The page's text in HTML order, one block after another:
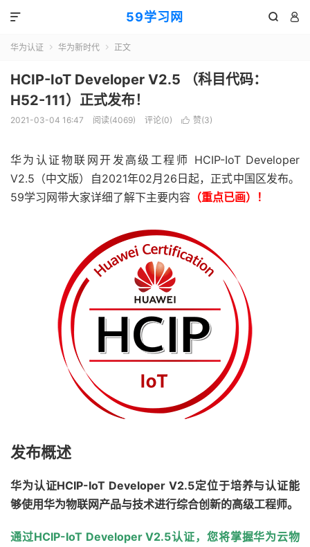
59学习网  

华为认证  华为新时代  正文
HCIP-IoT Developer V2.5 （科目代码：
H52-111）正式发布！
2021-03-04 16:47 阅读(4069) 评论(0)  赞(3)
华为认证物联网开发高级工程师 HCIP-IoT Developer
V2.5（中文版）自2021年02月26日起，正式中国区发布。
59学习网带大家详细了解下主要内容 （重点已画）！
发布概述
华为认证HCIP-IoT Developer V2.5定位于培养与认证能
够使用华为物联网产品与技术进行综合创新的高级工程师。
通过HCIP-IoT Developer V2.5认证，您将掌握华为云物